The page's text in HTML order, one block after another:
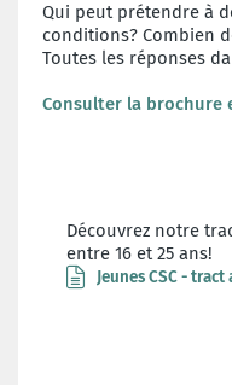
Qui peut prétendre à
conditions? Combien
Toutes les réponses
Consulter la brochure
Découvrez notre
entre 16 et 25 ans!
Jeunes CSC -